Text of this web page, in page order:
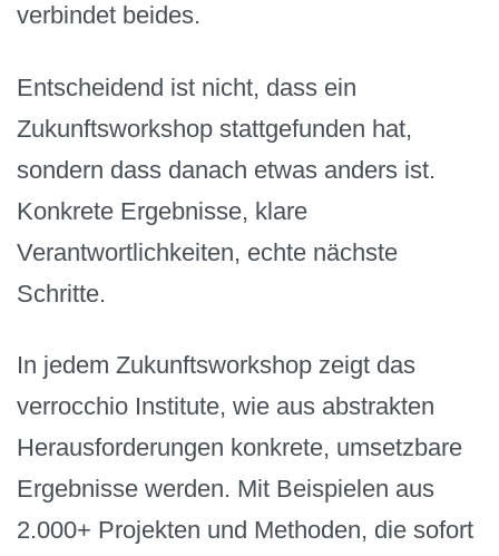
verbindet beides.
Entscheidend ist nicht, dass ein
Zukunftsworkshop stattgefunden hat,
sondern dass danach etwas anders ist.
Konkrete Ergebnisse, klare
Verantwortlichkeiten, echte nächste
Schritte.
In jedem Zukunftsworkshop zeigt das
verrocchio Institute, wie aus abstrakten
Herausforderungen konkrete, umsetzbare
Ergebnisse werden. Mit Beispielen aus
2.000+ Projekten und Methoden, die sofort